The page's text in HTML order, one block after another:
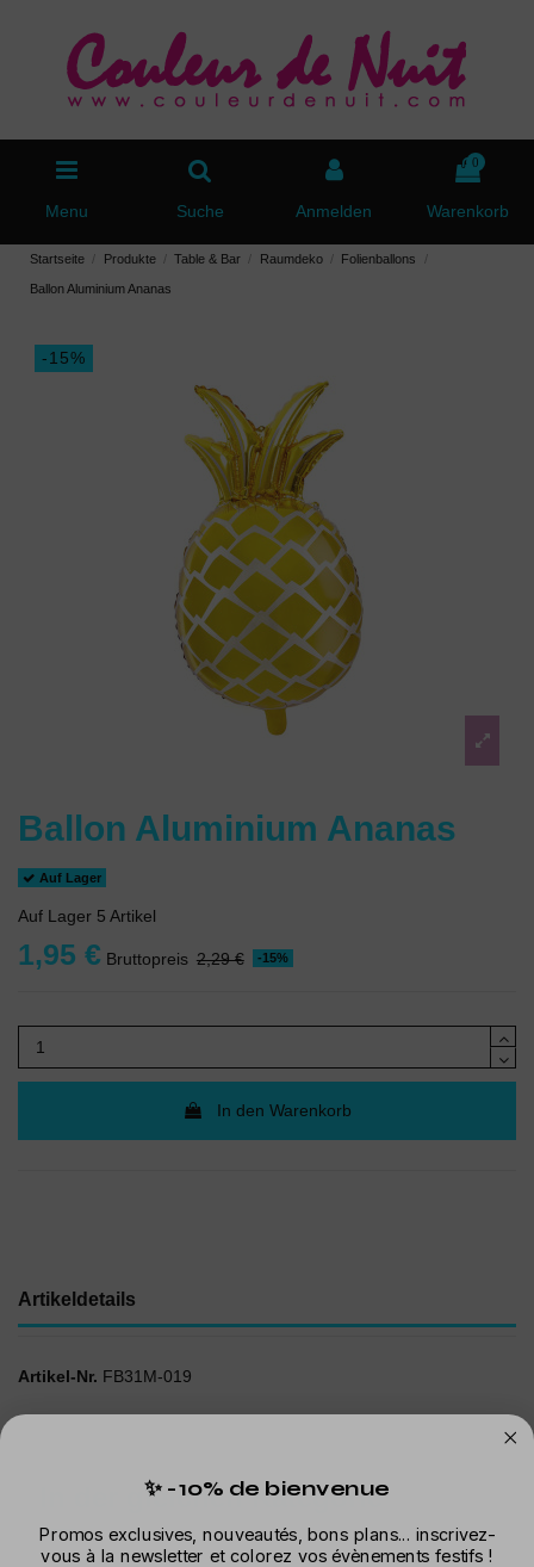
Menu Suche Anmelden
0
Warenkorb
Startseite Produkte Table & Bar Raumdeko Folienballons
Ballon Aluminium Ananas
-15%
Ballon Aluminium Ananas
Auf Lager
Auf Lager 5 Artikel
1,95 € Bruttopreis 2,29 € -15%
In den Warenkorb
Artikeldetails
Artikel-Nr. FB31M-019
In der gleichen Kategorie
✨ -10% de bienvenue
Promos exclusives, nouveautés, bons plans... inscrivez-
vous à la newsletter et colorez vos évènements festifs !